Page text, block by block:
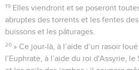
19 Elles viendront et se poseront
abruptes des torrents et les fentes
buissons et les pâturages.
20 » Ce jour-là, à l’aide d’un rasoir
l’Euphrate, à l’aide du roi d'Assyrie,